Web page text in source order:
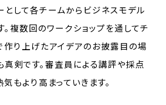
して各チームからビジネスモデル
複数回のワークショップを通してチ
作り上げたアイデアのお披露目の場
剣です。審査員による講評や採点
もより高まっていきます。